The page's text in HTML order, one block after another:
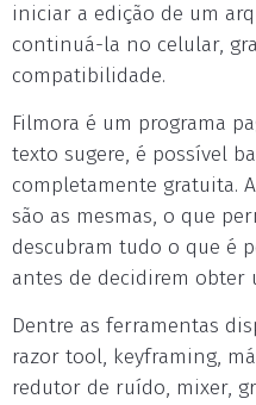
iniciar a edição de um
continuá-la no celular,
compatibilidade.
Filmora é um programa
texto sugere, é possível
completamente gratuita.
são as mesmas, o que
descubram tudo o que é
antes de decidirem obter
Dentre as ferramentas
razor tool, keyframing,
redutor de ruído, mixer,